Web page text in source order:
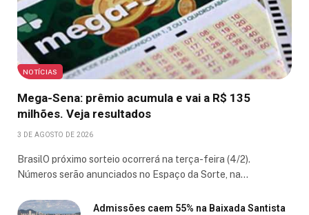
NOTÍCIAS
Mega-Sena: prêmio acumula e vai a R$ 135
milhões. Veja resultados
3 DE AGOSTO DE 2026
BrasilO próximo sorteio ocorrerá na terça-feira (4/2).
Números serão anunciados no Espaço da Sorte, na…
Admissões caem 55% na Baixada Santista